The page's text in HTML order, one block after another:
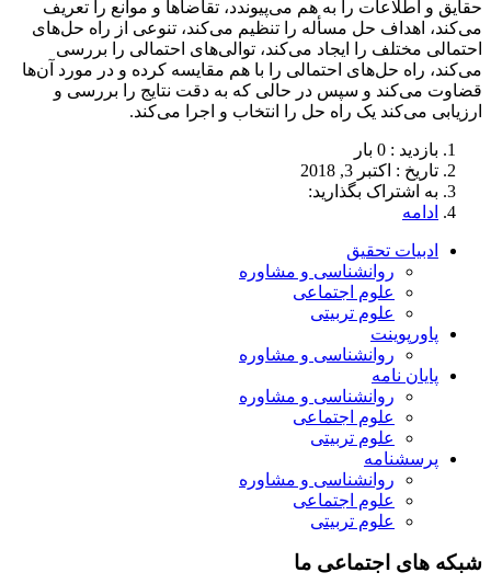
حقایق و اطلاعات را به هم می‌پیوندد، تقاضاها و موانع را تعریف
می‌کند، اهداف حل مسأله را تنظیم می‌کند، تنوعی از راه حل‌های
احتمالی مختلف را ایجاد می‌کند، توالی‌های احتمالی را بررسی
می‌کند، راه حل‌های احتمالی را با هم مقایسه کرده و در مورد آن‌ها
قضاوت می‌کند و سپس در حالی که به دقت نتایج را بررسی و
ارزیابی می‌کند یک راه حل را انتخاب و اجرا می‌کند.
بازدید : 0 بار
تاريخ : اکتبر 3, 2018
به اشتراک بگذارید:
ادامه
ادبیات تحقیق
روانشناسی و مشاوره
علوم اجتماعی
علوم تربیتی
پاورپوینت
روانشناسی و مشاوره
پایان نامه
روانشناسی و مشاوره
علوم اجتماعی
علوم تربیتی
پرسشنامه
روانشناسی و مشاوره
علوم اجتماعی
علوم تربیتی
شبکه های اجتماعی ما